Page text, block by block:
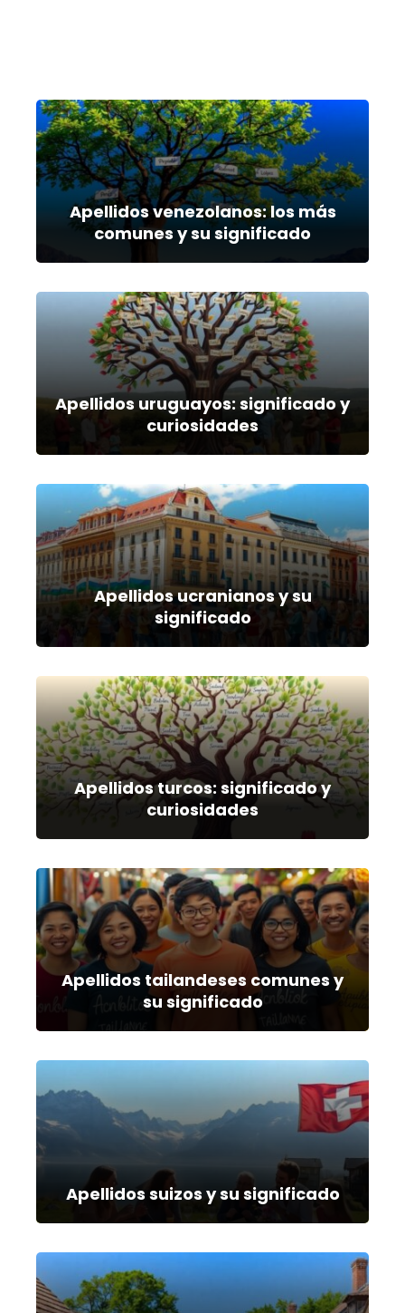
Apellidos venezolanos: los más
comunes y su significado
Apellidos uruguayos: significado y
curiosidades
Apellidos ucranianos y su
significado
Apellidos turcos: significado y
curiosidades
Apellidos tailandeses comunes y
su significado
Apellidos suizos y su significado